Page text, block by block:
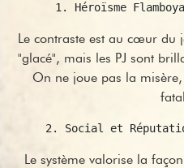
1. Héroïsme
Le contraste est au cœur du
"glacé", mais les PJ sont
On ne joue pas la
2. Social et
Le système valorise la